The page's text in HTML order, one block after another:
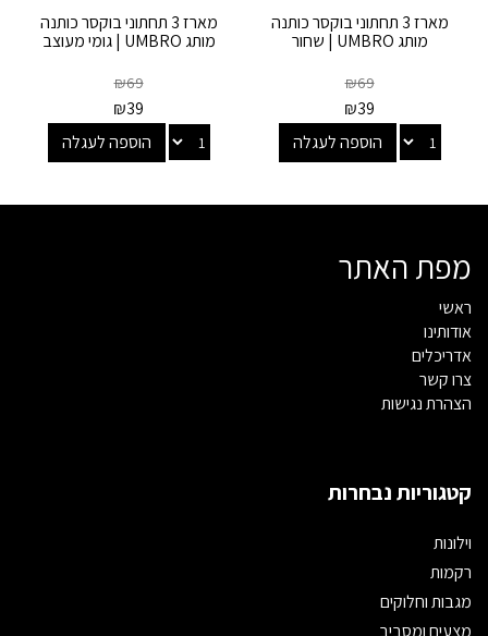
מארז 3 תחתוני בוקסר כותנה
מותג UMBRO | שחור
₪69
₪39
הוספה לעגלה
מארז 3 תחתוני בוקסר כותנה
מותג UMBRO | גומי מעוצב
₪69
₪39
הוספה לעגלה
מפת האתר
ראשי
אודותינו
אדריכלים
צרו קשר
הצהרת נגישות
קטגוריות נבחרות
וילונות
רקמות
מגבות וחלוקים
מצעים ומסביב